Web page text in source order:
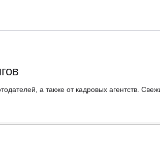
а также от кадровых агентств.